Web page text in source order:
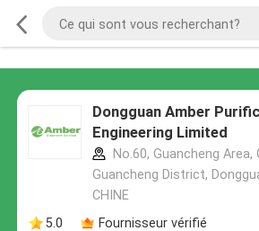
Dongguan Amber
Engineering Limited
No.60, Guancheng Area,
Guancheng District,
CHINE
5.0
Fournisseur vérifié